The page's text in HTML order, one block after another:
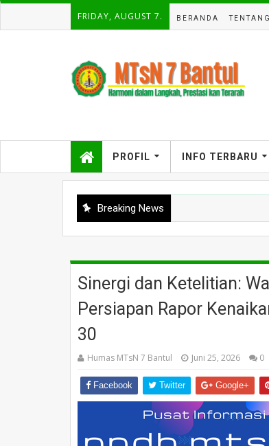
FRIDAY, AUGUST 7. BERANDA
PROFIL INFO TERBARU
Breaking News
Sinergi dan Ketelitian:
Persiapan Rapor
30
Humas MTsN 7 Bantul Juni 25, 2026 0
Facebook Twitter Google+